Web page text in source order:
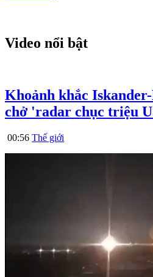
Video nổi bật
Khoảnh khắc
chở 'radar chục triệu
00:56 Thế giới